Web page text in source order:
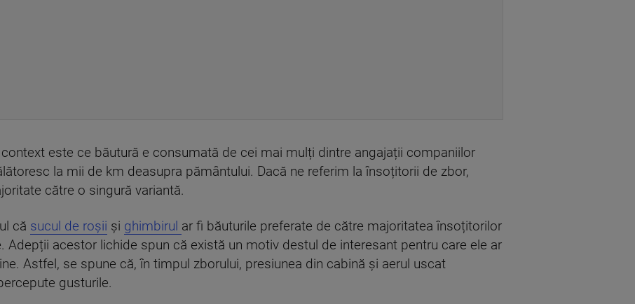
context este ce băutură e consumată de cei mai mulți dintre angajații companiilor
la mii de km deasupra pământului. Dacă ne referim la însoțitorii de zbor,
către o singură variantă.
că sucul de roșii și ghimbirul ar fi băuturile preferate de către majoritatea însoțitorilor
Adepții acestor lichide spun că există un motiv destul de interesant pentru care ele ar
Astfel, se spune că, în timpul zborului, presiunea din cabină și aerul uscat
gusturile.